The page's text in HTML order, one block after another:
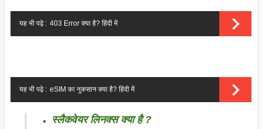
यह भी पढ़े : 403 Error क्या है? हिंदी में
यह भी पढ़े : eSIM का नुकसान क्या है? हिंदी में
स्लैकवेयर लिनक्स क्या है ?